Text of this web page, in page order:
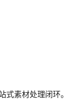
素材处理闭环。